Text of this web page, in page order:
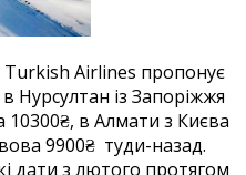
Turkish Airlines пропонує
Нурсултан із Запоріжжя
10300₴, в Алмати з Києва
9900₴ туди-назад.
дати з лютого протягом